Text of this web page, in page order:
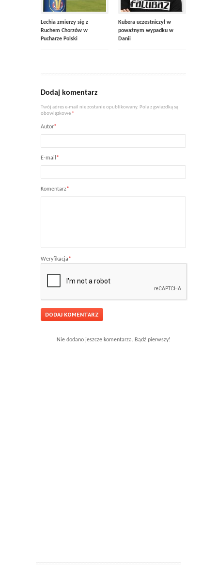
Lechia zmierzy się z
Ruchem Chorzów w
Pucharze Polski
Kubera uczestniczył w
poważnym wypadku w
Danii
Dodaj komentarz
Twój adres e-mail nie zostanie opublikowany. Pola z gwiazdką są
obowiązkowe *
Autor*
E-mail*
Komentarz*
Weryfikacja*
Nie dodano jeszcze komentarza. Bądź pierwszy!